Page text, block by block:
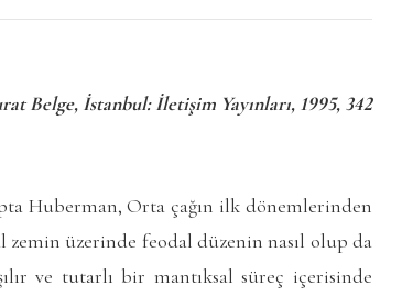
Belge, İstanbul: İletişim Yayınları, 1995, 342
Huberman, Orta çağın ilk dönemlerinden
zemin üzerinde feodal düzenin nasıl olup da
ve tutarlı bir mantıksal süreç içerisinde